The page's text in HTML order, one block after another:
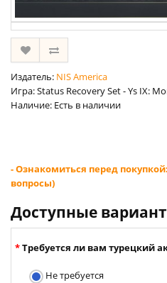
Издатель: NIS America
Игра: Status Recovery Set - Ys IX:
Наличие: Есть в наличии
- Ознакомиться перед
вопросы)
Доступные
Требуется ли вам турецкий
Не требуется